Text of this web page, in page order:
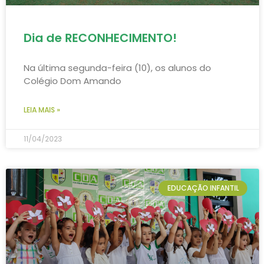
Dia de RECONHECIMENTO!
Na última segunda-feira (10), os alunos do
Colégio Dom Amando
LEIA MAIS »
11/04/2023
EDUCAÇÃO INFANTIL